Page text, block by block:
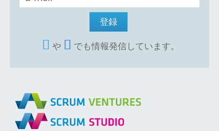
や でも情報発信しています。